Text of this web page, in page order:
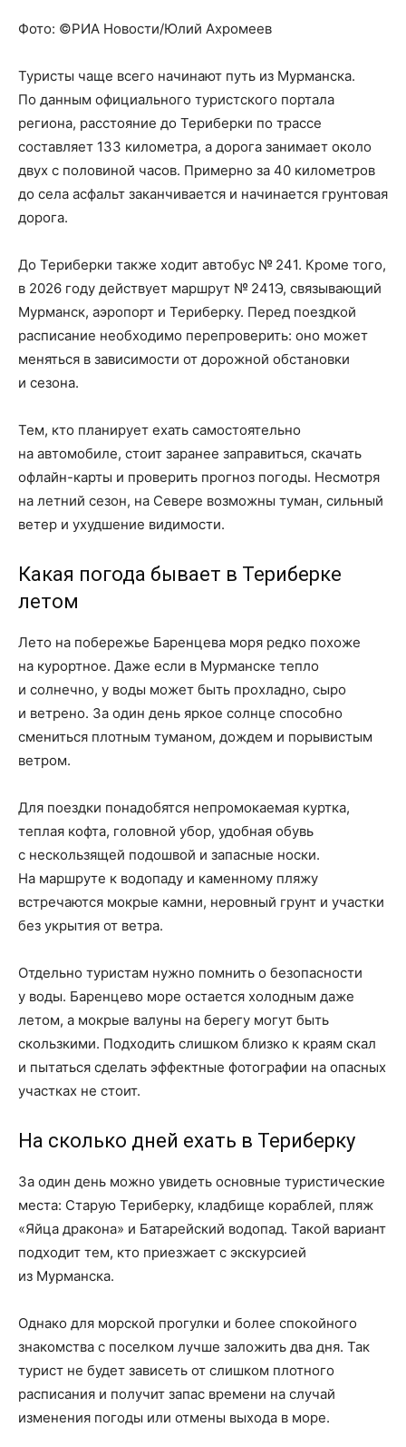
Фото: ©РИА Новости/Юлий Ахромеев
Туристы чаще всего начинают путь из Мурманска.
По данным официального туристского портала
региона, расстояние до Териберки по трассе
составляет 133 километра, а дорога занимает около
двух с половиной часов. Примерно за 40 километров
до села асфальт заканчивается и начинается грунтовая
дорога.
До Териберки также ходит автобус № 241. Кроме того,
в 2026 году действует маршрут № 241Э, связывающий
Мурманск, аэропорт и Териберку. Перед поездкой
расписание необходимо перепроверить: оно может
меняться в зависимости от дорожной обстановки
и сезона.
Тем, кто планирует ехать самостоятельно
на автомобиле, стоит заранее заправиться, скачать
офлайн-карты и проверить прогноз погоды. Несмотря
на летний сезон, на Севере возможны туман, сильный
ветер и ухудшение видимости.
Какая погода бывает в Териберке
летом
Лето на побережье Баренцева моря редко похоже
на курортное. Даже если в Мурманске тепло
и солнечно, у воды может быть прохладно, сыро
и ветрено. За один день яркое солнце способно
смениться плотным туманом, дождем и порывистым
ветром.
Для поездки понадобятся непромокаемая куртка,
теплая кофта, головной убор, удобная обувь
с нескользящей подошвой и запасные носки.
На маршруте к водопаду и каменному пляжу
встречаются мокрые камни, неровный грунт и участки
без укрытия от ветра.
Отдельно туристам нужно помнить о безопасности
у воды. Баренцево море остается холодным даже
летом, а мокрые валуны на берегу могут быть
скользкими. Подходить слишком близко к краям скал
и пытаться сделать эффектные фотографии на опасных
участках не стоит.
На сколько дней ехать в Териберку
За один день можно увидеть основные туристические
места: Старую Териберку, кладбище кораблей, пляж
«Яйца дракона» и Батарейский водопад. Такой вариант
подходит тем, кто приезжает с экскурсией
из Мурманска.
Однако для морской прогулки и более спокойного
знакомства с поселком лучше заложить два дня. Так
турист не будет зависеть от слишком плотного
расписания и получит запас времени на случай
изменения погоды или отмены выхода в море.